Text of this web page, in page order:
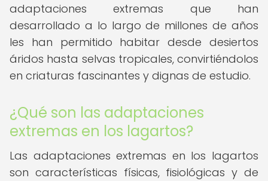
adaptaciones extremas que han
desarrollado a lo largo de millones de años
les han permitido habitar desde desiertos
áridos hasta selvas tropicales, convirtiéndolos
en criaturas fascinantes y dignas de estudio.
¿Qué son las adaptaciones
extremas en los lagartos?
Las adaptaciones extremas en los lagartos
son características físicas, fisiológicas y de